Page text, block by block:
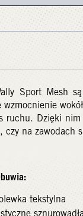
Sport Mesh
wzmocnienie
ruchu. Dzięki
czy na zawodach
tekstylna
sznurowadła